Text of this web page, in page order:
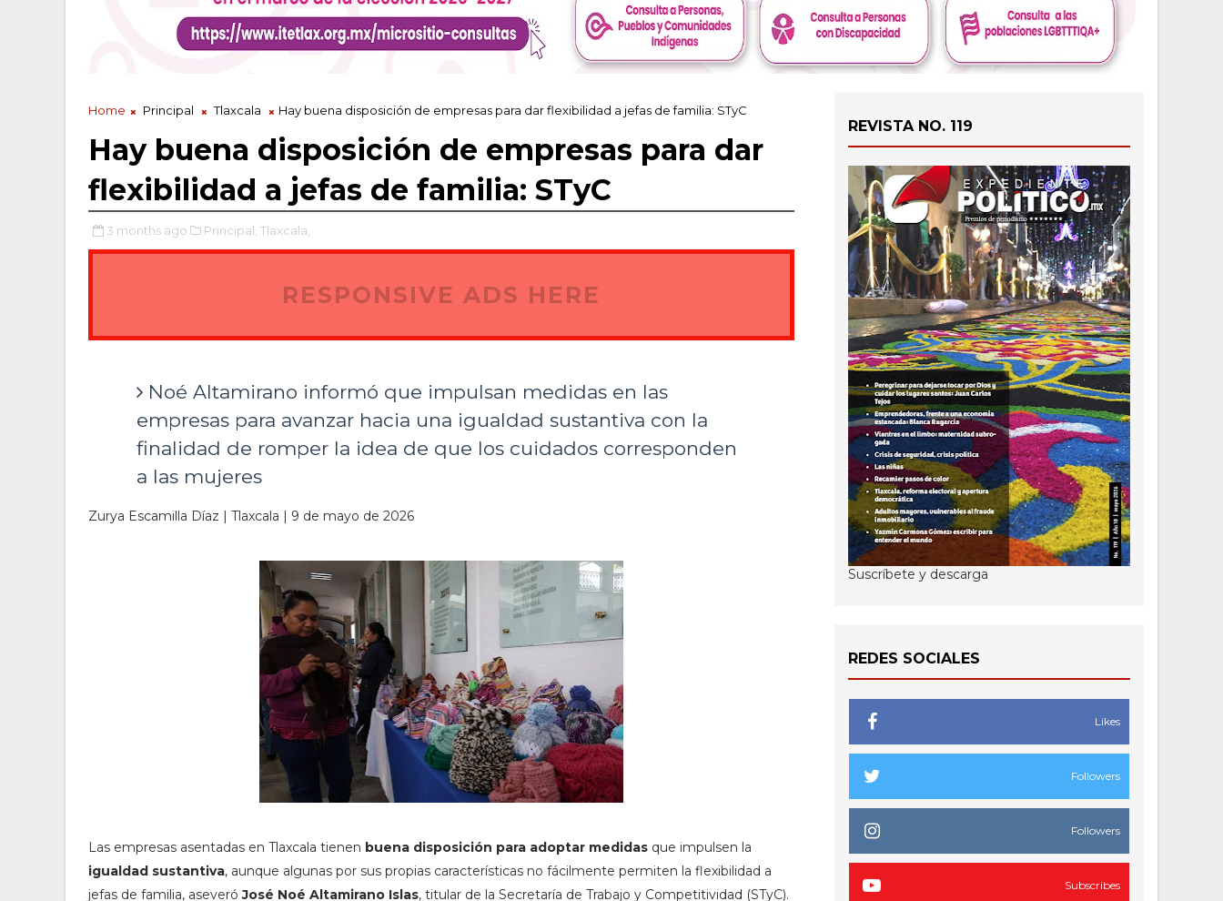
Home Principal Tlaxcala Hay buena disposición de empresas para dar flexibilidad a jefas de familia: STyC
Hay buena disposición de empresas para dar
flexibilidad a jefas de familia: STyC
3 months ago Principal, Tlaxcala,
RESPONSIVE ADS HERE
Noé Altamirano informó que impulsan medidas en las
empresas para avanzar hacia una igualdad sustantiva con la
finalidad de romper la idea de que los cuidados corresponden
a las mujeres
Zurya Escamilla Díaz | Tlaxcala | 9 de mayo de 2026
Las empresas asentadas en Tlaxcala tienen buena disposición para adoptar medidas que impulsen la
igualdad sustantiva, aunque algunas por sus propias características no fácilmente permiten la flexibilidad a
jefas de familia, aseveróJosé Noé Altamirano Islas, titular de la Secretaría de Trabajo y Competitividad (STyC).
REVISTA NO. 119
Suscríbete y descarga
REDES SOCIALES
Likes
Followers
Followers
Subscribes